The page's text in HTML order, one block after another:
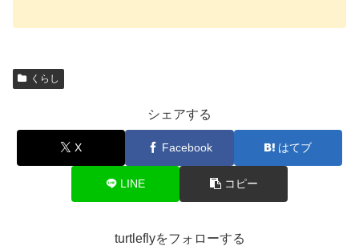
くらし
シェアする
X Facebook はてブ
LINE コピー
turtleflyをフォローする